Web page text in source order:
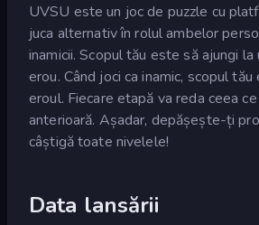
UVSU este un joc de puzzle cu
juca alternativ în rolul ambelor
inamicii. Scopul tău este să ajungi la
erou. Când joci ca inamic, scopul
eroul. Fiecare etapă va reda ceea
anterioară. Așadar, depășește-ți
câștigă toate nivelele!
Data lansării